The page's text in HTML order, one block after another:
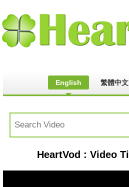
English 繁體中文